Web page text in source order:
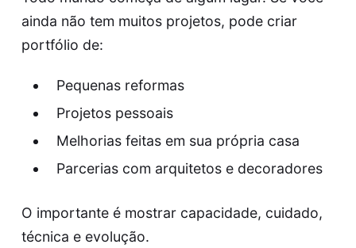
ainda não tem muitos projetos, pode criar
portfólio de:
Pequenas reformas
Projetos pessoais
Melhorias feitas em sua própria casa
Parcerias com arquitetos e decoradores
O importante é mostrar capacidade, cuidado,
técnica e evolução.